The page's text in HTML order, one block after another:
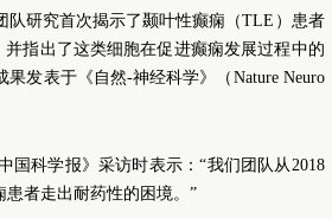
研究首次揭示了颞叶性癫痫（TLE）患者
指出了这类细胞在促进癫痫发展过程中的
发表于《自然-神经科学》（Nature Neuro
国科学报》采访时表示：“我们团队从2018
者走出耐药性的困境。”